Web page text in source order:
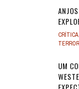
CRÍTICA,
TERROR
UM